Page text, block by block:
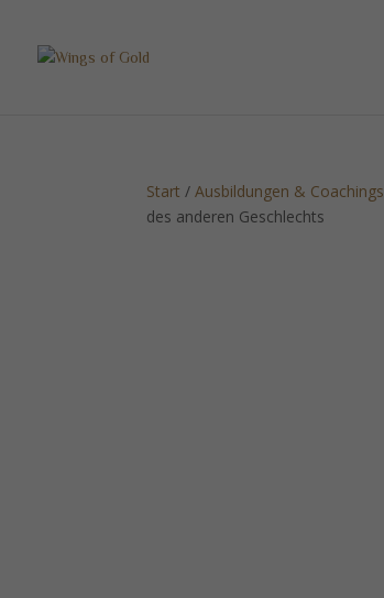
Start / Ausbildungen & Coachings
des anderen Geschlechts